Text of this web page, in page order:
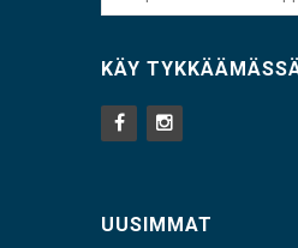
KÄY
UUSIMMAT